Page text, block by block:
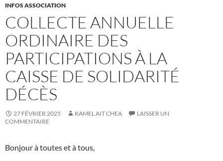
INFOS ASSOCIATION
COLLECTE ANNUELLE
ORDINAIRE DES
PARTICIPATIONS À LA
CAISSE DE SOLIDARITÉ
DÉCÈS
27 FÉVRIER 2025 KAMEL AIT CHEA
LAISSER UN
COMMENTAIRE
Bonjour à toutes et à tous,